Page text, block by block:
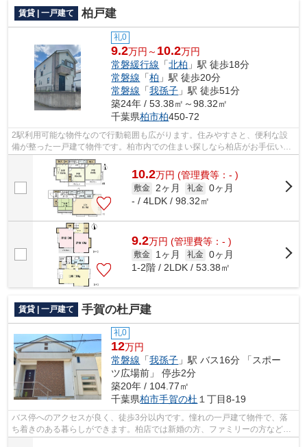
賃貸 | 一戸建て 柏戸建
礼0
9.2万円～ 10.2万円
常磐緩行線 「北柏 」駅 徒歩18分
常磐線 「柏 」駅 徒歩20分
常磐線 「我孫子 」駅 徒歩51分
築24年 / 53.38㎡～98.32㎡
千葉県柏市柏450-72
2駅利用可能な物件なので行動範囲も広がります。住みやすさと、便利な設
備が整った一戸建て物件です。柏市内での住まい探しなら柏店がお手伝い致
します。ご質問などは、kasiwa@apa-to....
10.2万円 (管理費等：- )
敷金 2ヶ月 礼金 0ヶ月
- / 4LDK / 98.32㎡
9.2万円 (管理費等：- )
敷金 1ヶ月 礼金 0ヶ月
1-2階 / 2LDK / 53.38㎡
賃貸 | 一戸建て 手賀の杜戸建
礼0
12万円
常磐線 「我孫子 」駅 バス16分 「スポー
ツ広場前」 停歩2分
築20年 / 104.77㎡
千葉県柏市手賀の杜 １丁目8-19
バス停へのアクセスが良く、徒歩3分以内です。憧れの一戸建て物件で、落
ち着きのある暮らしができます。柏店では新婚の方、ファミリーの方など、